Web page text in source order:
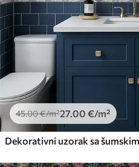
45.00€/m²27.00 €/m²